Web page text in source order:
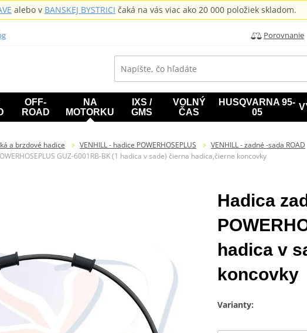
alebo v BANSKEJ BYSTRICI čaká na vás viac ako 20 000 položiek skladom.
Porovnanie
OFF-
ROAD
NA
MOTORKU
IXS /
GMS
VOLNÝ
ČAS
HUSQVARNA 95-
05
a brzdové hadice VENHILL - hadice POWERHOSEPLUS
VENHILL - zadné -sada ROAD
GUZ-6001RB-BK (1 hadica v sade) čierna hadica,čierne koncovky
Hadica
hadica v
koncovky
Varianty: